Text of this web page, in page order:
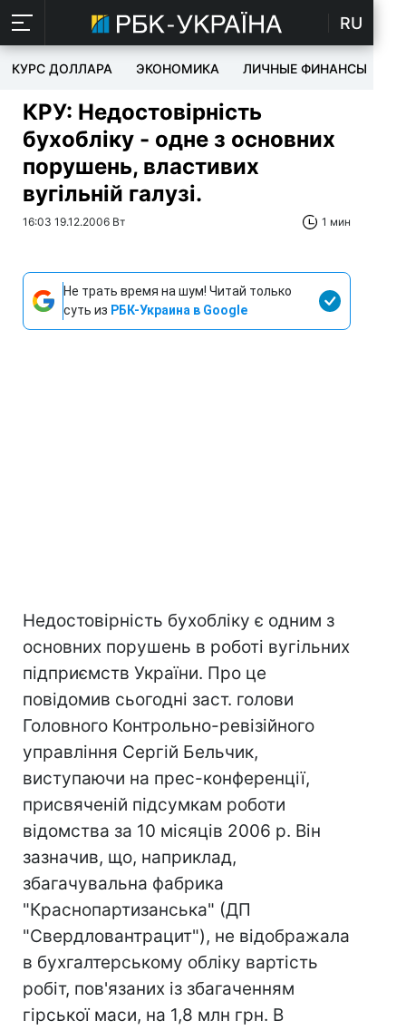
RU
КУРС ДОЛЛАРА ЭКОНОМИКА ЛИЧНЫЕ ФИНАНСЫ
КРУ: Недостовірність
бухобліку - одне з основних
порушень, властивих
вугільній галузі.
16:03 19.12.2006 Вт 1 мин
Не трать время на шум! Читай только
суть из РБК-Украина в Google
Недостовірність бухобліку є одним з
основних порушень в роботі вугільних
підприємств України. Про це
повідомив сьогодні заст. голови
Головного Контрольно-ревізійного
управління Сергій Бельчик,
виступаючи на прес-конференції,
присвяченій підсумкам роботи
відомства за 10 місяців 2006 р. Він
зазначив, що, наприклад,
збагачувальна фабрика
"Краснопартизанська" (ДП
"Свердловантрацит"), не відображала
в бухгалтерському обліку вартість
робіт, пов'язаних із збагаченням
гірської маси, на 1,8 млн грн. В